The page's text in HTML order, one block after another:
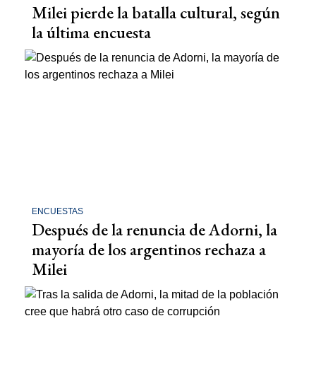
Milei pierde la batalla cultural, según
la última encuesta
ENCUESTAS
Después de la renuncia de Adorni, la
mayoría de los argentinos rechaza a
Milei